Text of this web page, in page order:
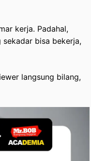
kerja. Padahal,
bisa bekerja,
langsung bilang,